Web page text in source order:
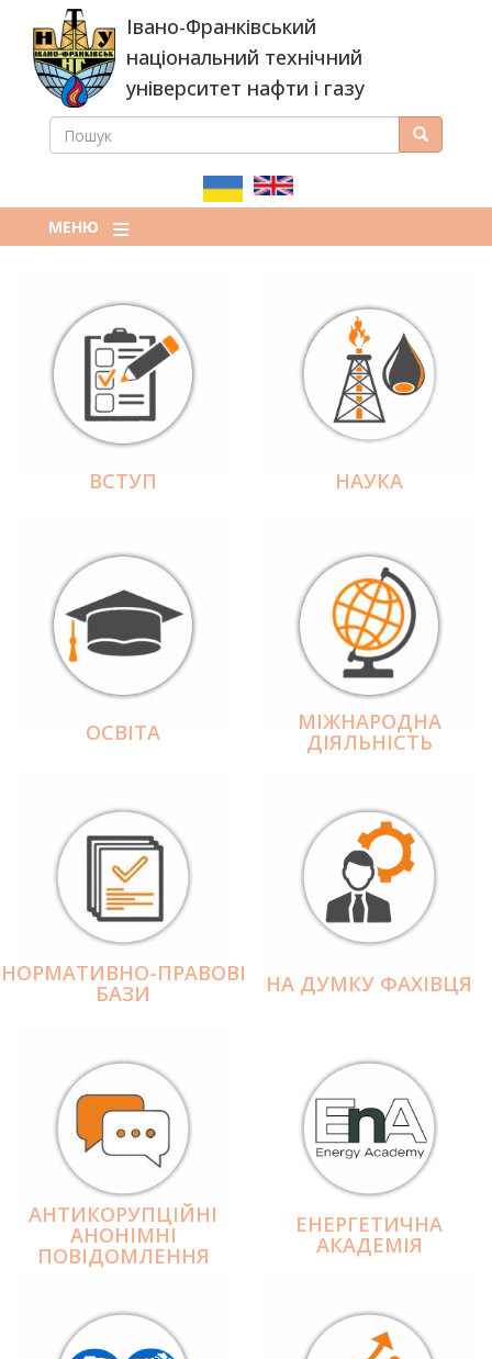
основного
вмісту
Івано-Франківський
національний технічний
університет нафти і газу
ПОШУКОВА
ПОШУК Пошук
МЕНЮ
ВСТУП НАУКА
ОСВІТА МІЖНАРОДНА
ДІЯЛЬНІCТЬ
НОРМАТИВНО-ПРАВОВІ
БАЗИ НА ДУМКУ ФАХІВЦЯ
АНТИКОРУПЦІЙНІ
АНОНІМНІ
ПОВІДОМЛЕННЯ
ЕНЕРГЕТИЧНА
АКАДЕМІЯ